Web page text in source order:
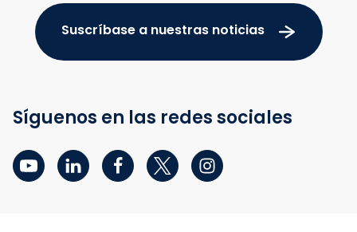
Suscríbase a nuestras noticias
Síguenos en las redes sociales